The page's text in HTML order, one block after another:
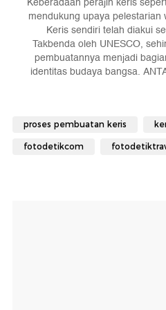
mendukung upaya
Keris sendiri telah diakui
Takbenda oleh UNESCO,
pembuatannya menjadi
identitas budaya bangsa.
proses pembuatan keris
fotodetikcom